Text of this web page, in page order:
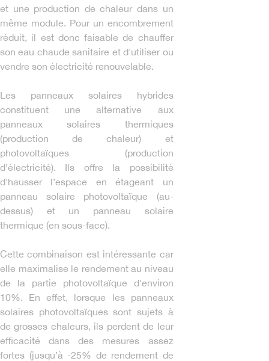
et une production de chaleur dans un
même module. Pour un encombrement
réduit, il est donc faisable de chauffer
son eau chaude sanitaire et d'utiliser ou
vendre son électricité renouvelable.
Les panneaux solaires hybrides
constituent une alternative aux
panneaux solaires thermiques
(production de chaleur) et
photovoltaïques (production
d’électricité). Ils offre la possibilité
d'hausser l’espace en étageant un
panneau solaire photovoltaïque (au-
dessus) et un panneau solaire
thermique (en sous-face).
Cette combinaison est intéressante car
elle maximalise le rendement au niveau
de la partie photovoltaïque d'environ
10%. En effet, lorsque les panneaux
solaires photovoltaïques sont sujets à
de grosses chaleurs, ils perdent de leur
efficacité dans des mesures assez
fortes (jusqu’à -25% de rendement de